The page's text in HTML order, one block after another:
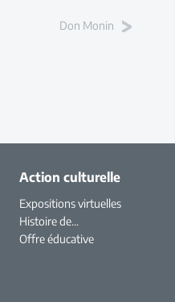
Don Monin
Action culturelle
Expositions virtuelles
Histoire de...
Offre éducative